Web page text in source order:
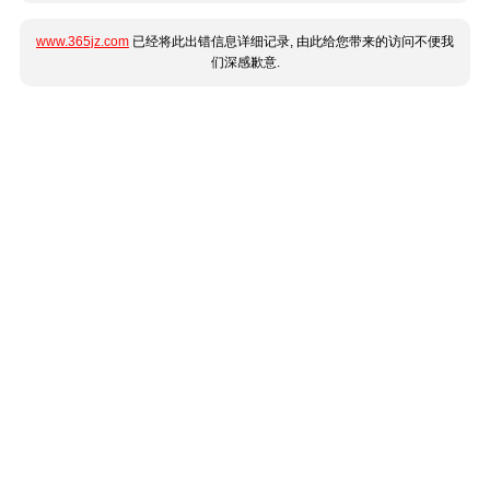
www.365jz.com 已经将此出错信息详细记录, 由此给您带来的访问不便我
们深感歉意.